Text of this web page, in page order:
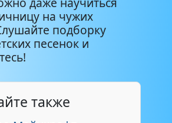
на чужих
подборку
песенок и
также